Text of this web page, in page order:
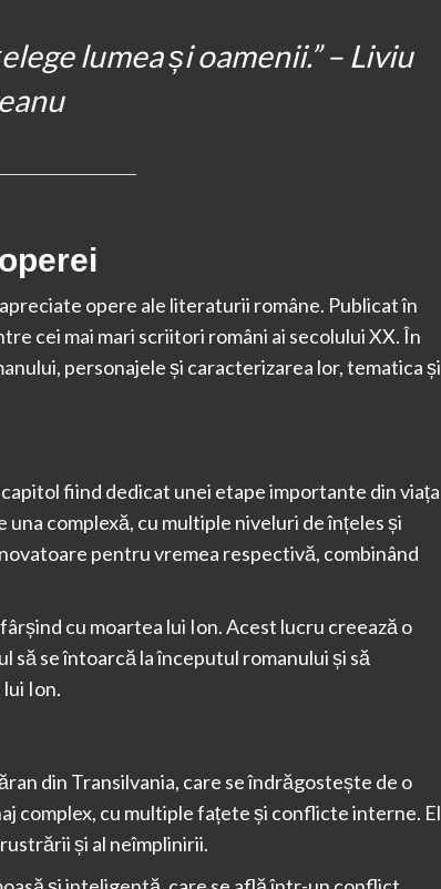
lumea și oamenii.” – Liviu
opere ale literaturii române. Publicat în
cei mai mari scriitori români ai secolului XX. În
personajele și caracterizarea lor, tematica și
fiind dedicat unei etape importante din viața
complexă, cu multiple niveluri de înțeles și
pentru vremea respectivă, combinând
cu moartea lui Ion. Acest lucru creează o
se întoarcă la începutul romanului și să
Ion.
din Transilvania, care se îndrăgostește de o
complex, cu multiple fațete și conflicte interne. El
și al neîmplinirii.